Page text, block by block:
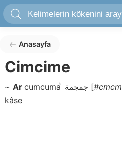
Anasayfa
Cimcime
~ Ar cumcuma ͭ [#cmcm
kâse